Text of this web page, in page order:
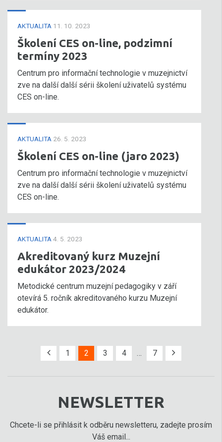
AKTUALITA 11. 10. 2023
Školení CES on-line, podzimní
termíny 2023
Centrum pro informační technologie v muzejnictví
zve na další další sérii školení uživatelů systému
CES on-line.
AKTUALITA 26. 5. 2023
Školení CES on-line (jaro 2023)
Centrum pro informační technologie v muzejnictví
zve na další další sérii školení uživatelů systému
CES on-line.
AKTUALITA 4. 5. 2023
Akreditovaný kurz Muzejní
edukátor 2023/2024
Metodické centrum muzejní pedagogiky v září
otevírá 5. ročník akreditovaného kurzu Muzejní
edukátor.
1 2 3 4 … 7
NEWSLETTER
Chcete-li se přihlásit k odběru newsletteru, zadejte prosím
Váš email...